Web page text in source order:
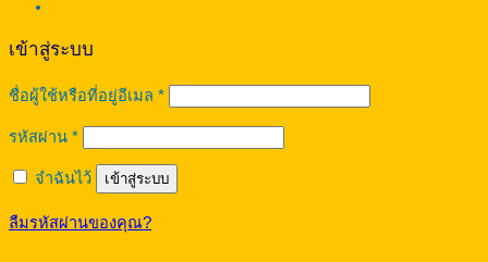
เข้าสู่ระบบ
ชื่อผู้ใช้หรือที่อยู่อีเมล *ต้องการ
รหัสผ่าน *ต้องการ
จำฉันไว้ เข้าสู่ระบบ
ลืมรหัสผ่านของคุณ?